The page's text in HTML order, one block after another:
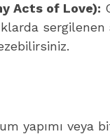
Acts of Love):
sergilenen
yapımı veya